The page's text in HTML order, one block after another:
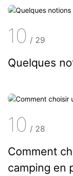
10 / 29
Quelques
10 / 28
Comment
camping en